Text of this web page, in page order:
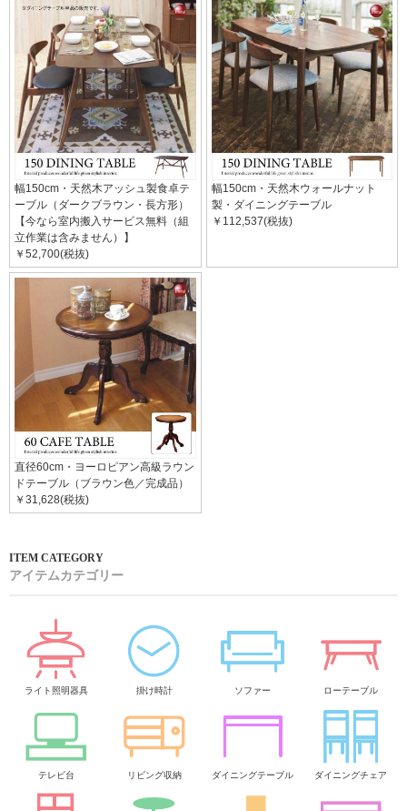
幅150cm・天然木アッシュ製食卓テ
ーブル（ダークブラウン・長方形）
【今なら室内搬入サービス無料（組
立作業は含みません）】
￥52,700(税抜)
幅150cm・天然木ウォールナット
製・ダイニングテーブル
￥112,537(税抜)
直径60cm・ヨーロピアン高級ラウン
ドテーブル（ブラウン色／完成品）
￥31,628(税抜)
アイテムカテゴリー
ライト照明器具 掛け時計 ソファー ローテーブル
テレビ台 リビング収納 ダイニングテーブル ダイニングチェア